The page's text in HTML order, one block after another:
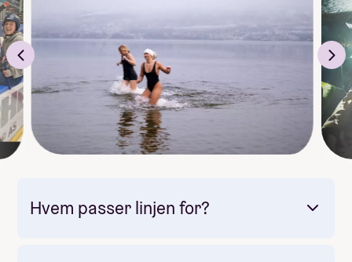
Schjongshallen, ishockeyhall
Ringkollen skistadion
Jevnaker Bordtennisklubb
Spørsmål? DM oss på Instagram
Hvem passer linjen for?